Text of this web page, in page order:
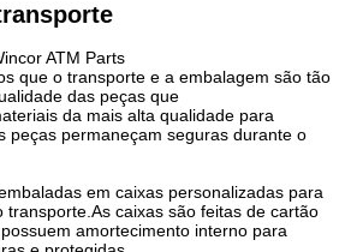
ATM Parts
que o transporte e a embalagem são tão
das peças que
da mais alta qualidade para
peças permaneçam seguras durante o
em caixas personalizadas para
transporte.As caixas são feitas de cartão
amortecimento interno para